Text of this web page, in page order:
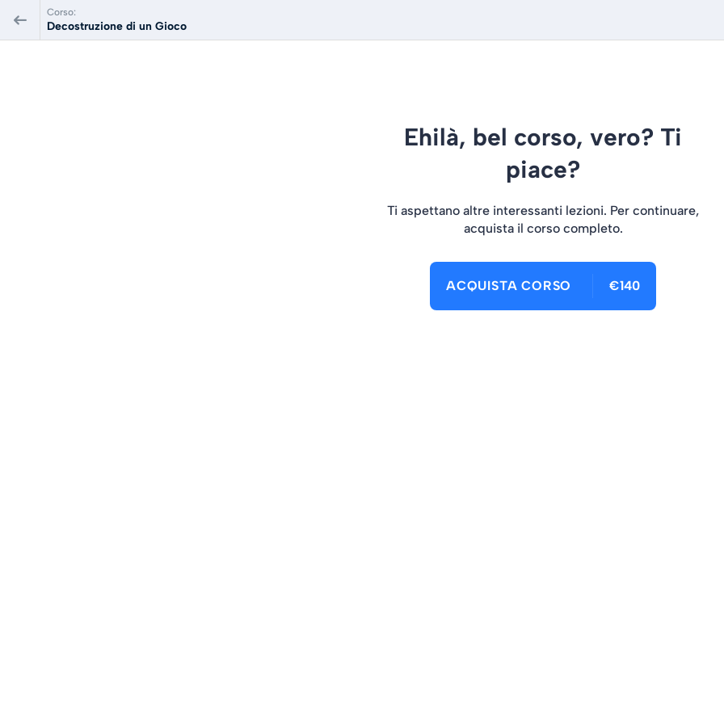
Corso:
Decostruzione di un Gioco
Ehilà, bel corso, vero? Ti
piace?
Ti aspettano altre interessanti lezioni. Per continuare,
acquista il corso completo.
ACQUISTA CORSO €140